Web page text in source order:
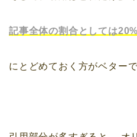
記事全体の割合としては
にとどめておく方がベターで